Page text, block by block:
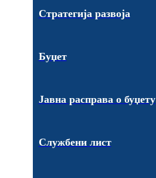
Стратегија развоја
Буџет
Јавна расправа о буџету
Службени лист